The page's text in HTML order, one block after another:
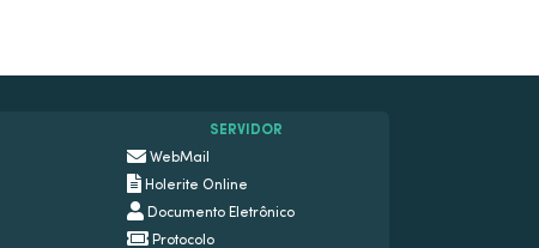
SERVIDOR
WebMail
Holerite Online
Documento Eletrônico
Protocolo